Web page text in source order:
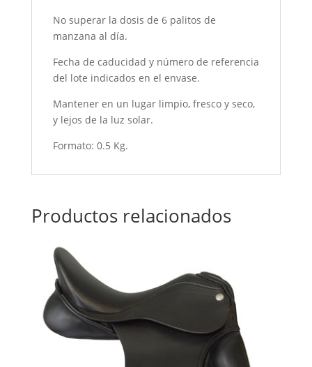
No superar la dosis de 6 palitos de
manzana al día.
Fecha de caducidad y número de referencia
del lote indicados en el envase.
Mantener en un lugar limpio, fresco y seco,
y lejos de la luz solar.
Formato: 0.5 Kg.
Productos relacionados